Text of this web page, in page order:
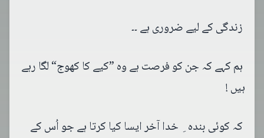
زندگی کے لیے ضروری ہے ۔۔
ہم کہے کہ جن کو فرصت ہے وہ ”کیے کا کھوج“ لگا رہے
ہیں !
کہ کوئی بندہ ِ خدا آخر ایسا کیا کرتا ہے جو اُس کے